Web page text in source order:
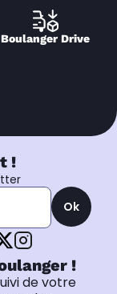
Boulanger Drive
!
Ok
!
de votre